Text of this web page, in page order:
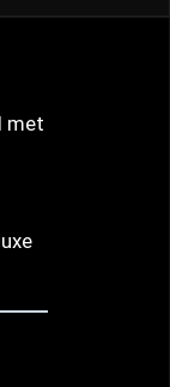
met